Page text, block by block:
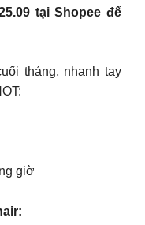
tại Shopee để
tháng, nhanh tay
giờ